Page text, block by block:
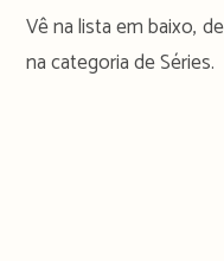
Vê na lista em baixo,
na categoria de Séries.